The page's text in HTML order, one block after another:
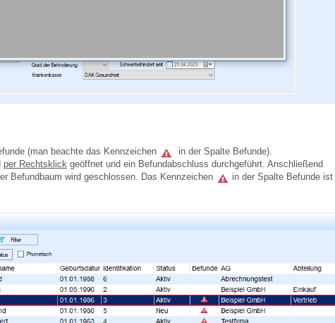
(man beachte das Kennzeichen
in der Spalte Befunde).
per Rechtsklick geöffnet und ein Befundabschluss durchgeführt. Anschließend
Befundbaum wird geschlossen. Das Kennzeichen
in der Spalte Befunde ist